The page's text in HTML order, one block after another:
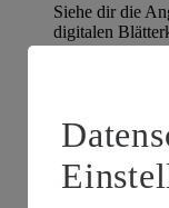
Siehe dir die
digitalen
Super
Prospekt